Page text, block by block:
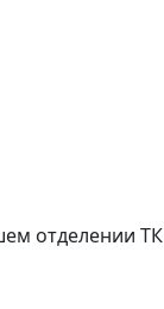
отделении ТК